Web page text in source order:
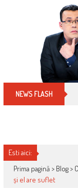
NEWS FLASH
Esti aici:
Prima pagină > Blog>
și el are suflet